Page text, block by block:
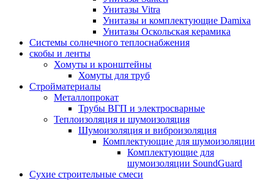
Унитазы Vitra
Унитазы и комплектующие Damixa
Унитазы Оскольская керамика
Системы солнечного теплоснабжения
скобы и ленты
Хомуты и кронштейны
Хомуты для труб
Стройматериалы
Металлопрокат
Трубы ВГП и электросварные
Теплоизоляция и шумоизоляция
Шумоизоляция и виброизоляция
Комплектующие для шумоизоляции
Комплектующие для
шумоизоляции SoundGuard
Сухие строительные смеси